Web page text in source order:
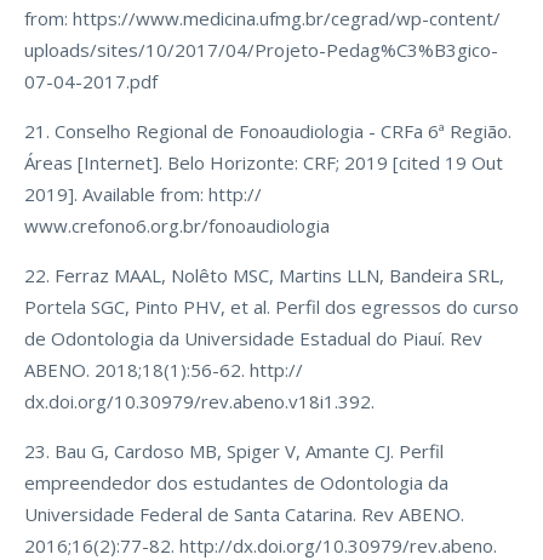
from: https://www.medicina.ufmg.br/cegrad/wp-content/
uploads/sites/10/2017/04/Projeto-Pedag%C3%B3gico-
07-04-2017.pdf
21. Conselho Regional de Fonoaudiologia - CRFa 6ª Região.
Áreas [Internet]. Belo Horizonte: CRF; 2019 [cited 19 Out
2019]. Available from: http://
www.crefono6.org.br/fonoaudiologia
22. Ferraz MAAL, Nolêto MSC, Martins LLN, Bandeira SRL,
Portela SGC, Pinto PHV, et al. Perfil dos egressos do curso
de Odontologia da Universidade Estadual do Piauí. Rev
ABENO. 2018;18(1):56-62. http://
dx.doi.org/10.30979/rev.abeno.v18i1.392.
23. Bau G, Cardoso MB, Spiger V, Amante CJ. Perfil
empreendedor dos estudantes de Odontologia da
Universidade Federal de Santa Catarina. Rev ABENO.
2016;16(2):77-82. http://dx.doi.org/10.30979/rev.abeno.